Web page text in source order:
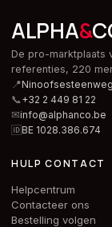
ALPHA&
De pro-marktplaats
referenties, 220
📍
📞+32 2 449 81 22
✉info@alphanco.be
🆔BE 1028.386.674
HULP CONTACT
Helpcentrum
Contacteer ons
Bestelling volgen